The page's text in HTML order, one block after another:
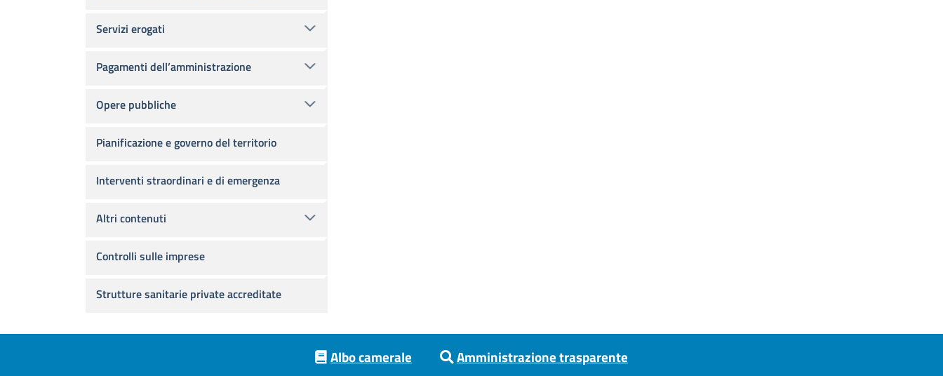
Servizi erogati
Pagamenti dell’amministrazione
Opere pubbliche
Pianificazione e governo del territorio
Interventi straordinari e di emergenza
Altri contenuti
Controlli sulle imprese
Strutture sanitarie private accreditate
Albo camerale Amministrazione trasparente